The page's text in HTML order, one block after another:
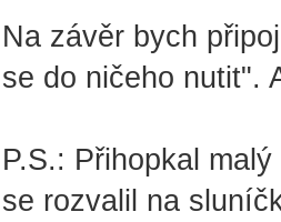
Na závěr bych
se do ničeho nutit".
P.S.: Přihopkal
se rozvalil na